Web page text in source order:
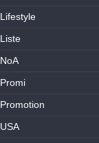
Lifestyle
Liste
NoA
Promi
Promotion
USA